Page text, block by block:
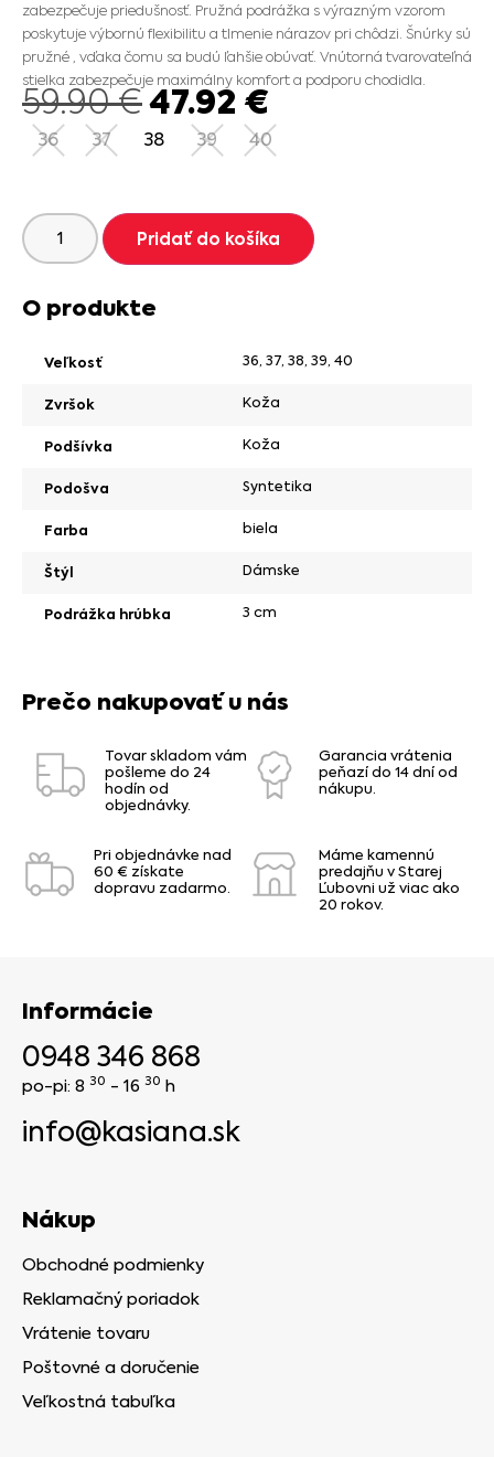
zabezpečuje priedušnosť. Pružná podrážka s výrazným vzorom
poskytuje výbornú flexibilitu a tlmenie nárazov pri chôdzi. Šnúrky sú
pružné , vďaka čomu sa budú ľahšie obúvať. Vnútorná tvarovateľná
stielka zabezpečuje maximálny komfort a podporu chodidla.
59.90€47.92 €
36 37 38 39 40
Pridať do košíka
O produkte
Veľkosť 36, 37, 38, 39, 40
Zvršok Koža
Podšívka Koža
Podošva Syntetika
Farba biela
Štýl Dámske
Podrážka hrúbka 3 cm
Prečo nakupovať u nás
Tovar skladom vám
pošleme do 24
hodín od
objednávky.
Garancia vrátenia
peňazí do 14 dní od
nákupu.
Pri objednávke nad
60 € získate
dopravu zadarmo.
Máme kamennú
predajňu v Starej
Ľubovni už viac ako
20 rokov.
Informácie
0948 346 868
po-pi: 8 30 - 16 30 h
info@kasiana.sk
Nákup
Obchodné podmienky
Reklamačný poriadok
Vrátenie tovaru
Poštovné a doručenie
Veľkostná tabuľka